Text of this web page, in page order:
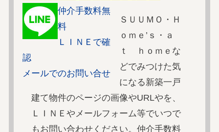
仲介手数料無
料
ＬＩＮＥで確
認
メールでのお問い合せ
ＳＵＵＭＯ・Ｈ
ｏｍｅ’ｓ・ａ
ｔ ｈｏｍｅな
どでみつけた気
になる新築一戸
建て物件のページの画像やURLやを、
ＬＩＮＥやメールフォーム等でいつで
もお問い合わせください。仲介手数料